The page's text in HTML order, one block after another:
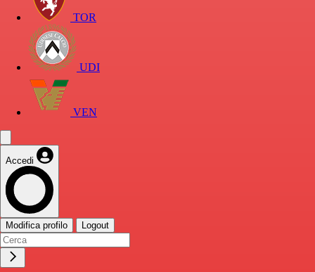
TOR
UDI
VEN
Accedi
Modifica profilo Logout